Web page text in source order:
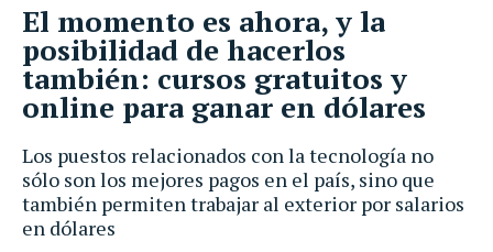
Los puestos relacionados con la tecnología no
sólo son los mejores pagos en el país, sino que
también permiten trabajar al exterior por salarios
en dólares
El momento es ahora, y la
posibilidad de hacerlos
también: cursos gratuitos y
online para ganar en dólares